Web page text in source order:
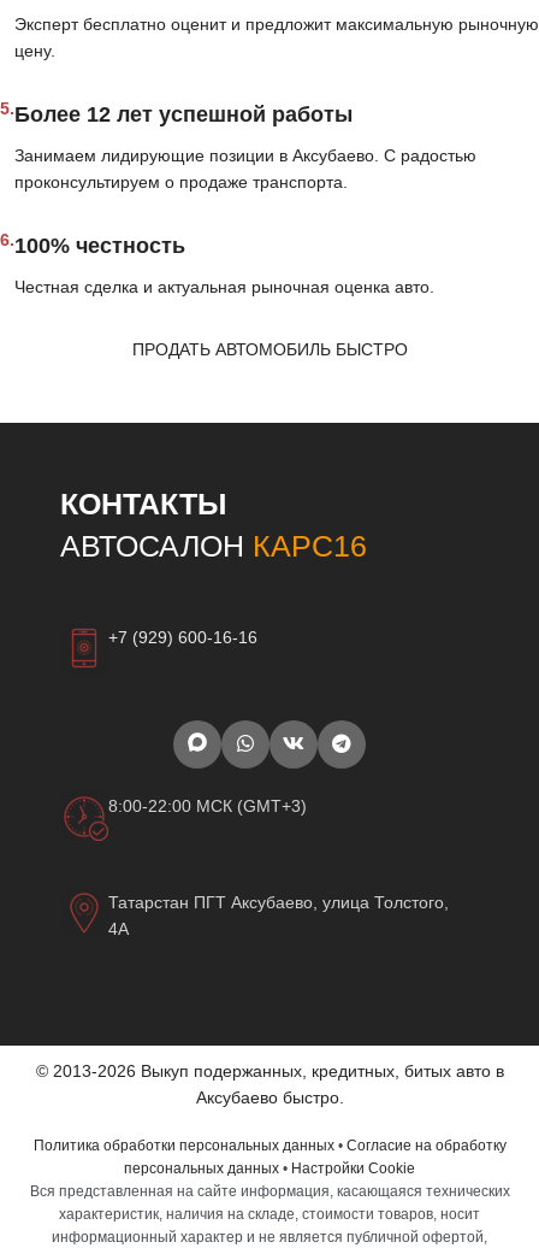
Эксперт бесплатно оценит и предложит максимальную рыночную
цену.
5.Более 12 лет успешной работы
Занимаем лидирующие позиции в Аксубаево. С радостью
проконсультируем о продаже транспорта.
6.100% честность
Честная сделка и актуальная рыночная оценка авто.
ПРОДАТЬ АВТОМОБИЛЬ БЫСТРО
КОНТАКТЫ
АВТОСАЛОН КАРС16
+7 (929) 600-16-16
8:00-22:00 МСК (GMT+3)
Татарстан ПГТ Аксубаево, улица Толстого,
4А
© 2013-2026 Выкуп подержанных, кредитных, битых авто в
Аксубаево быстро.
Политика обработки персональных данных• Согласие на обработку
персональных данных • Настройки Cookie
Вся представленная на сайте информация, касающаяся технических
характеристик, наличия на складе, стоимости товаров, носит
информационный характер и не является публичной офертой,